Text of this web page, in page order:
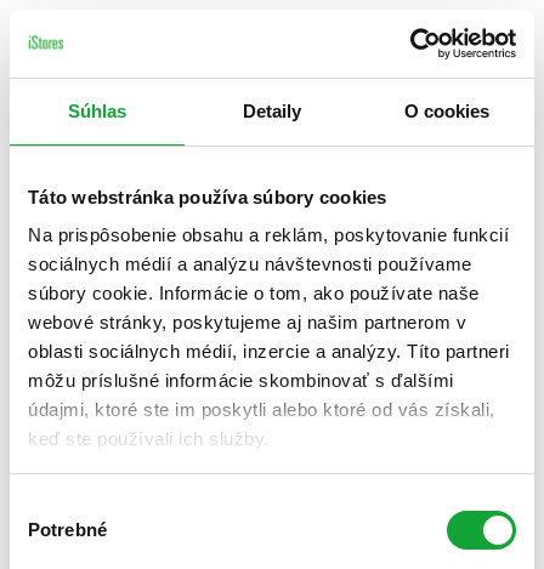
Súhlas Detaily O cookies
Táto webstránka používa súbory cookies
Na prispôsobenie obsahu a reklám, poskytovanie funkcií
sociálnych médií a analýzu návštevnosti používame
súbory cookie. Informácie o tom, ako používate naše
webové stránky, poskytujeme aj našim partnerom v
oblasti sociálnych médií, inzercie a analýzy. Títo partneri
môžu príslušné informácie skombinovať s ďalšími
údajmi, ktoré ste im poskytli alebo ktoré od vás získali,
keď ste používali ich služby.
súhlasu
Potrebné